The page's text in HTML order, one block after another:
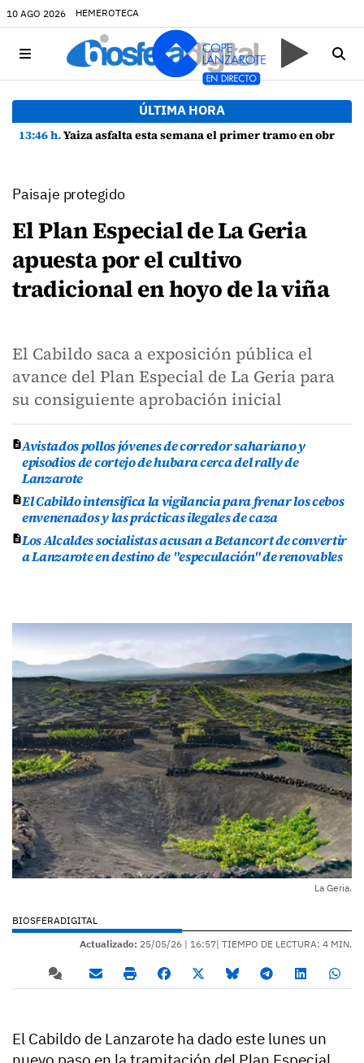
10 AGO 2026 HEMEROTECA
ÚLTIMA HORA
13:46 h.Yaiza asfalta esta semana el primer tramo en obras de la Avenida Papagayo con 65 nuevas plazas de aparcamiento
Paisaje protegido
El Plan Especial de La Geria
apuesta por el cultivo
tradicional en hoyo de la viña
El Cabildo saca a exposición pública el
avance del Plan Especial de La Geria para
su consiguiente aprobación inicial
Avistados pollos jóvenes de corredor sahariano y
episodios de cortejo de hubara cerca del rally de
Lanzarote
El Cabildo intensifica la vigilancia para frenar los cebos
envenenados y las prácticas ilegales de caza
Los Alcaldes socialistas acusan a Betancort de convertir
a Lanzarote en destino de "especulación" de renovables
La Geria.
BIOSFERADIGITAL
Actualizado: 25/05/26 | 16:57| TIEMPO DE LECTURA: 4 MIN.
El Cabildo de Lanzarote ha dado este lunes un